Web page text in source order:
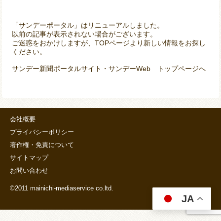
「サンデーポータル」はリニューアルしました。
以前の記事が表示されない場合がございます。
ご迷惑をおかけしますが、TOPページより新しい情報をお探し
ください。
サンデー新聞ポータルサイト・サンデーWeb トップページへ
会社概要
プライバシーポリシー
著作権・免責について
サイトマップ
お問い合わせ
©2011 mainichi-mediaservice co.ltd.
JA